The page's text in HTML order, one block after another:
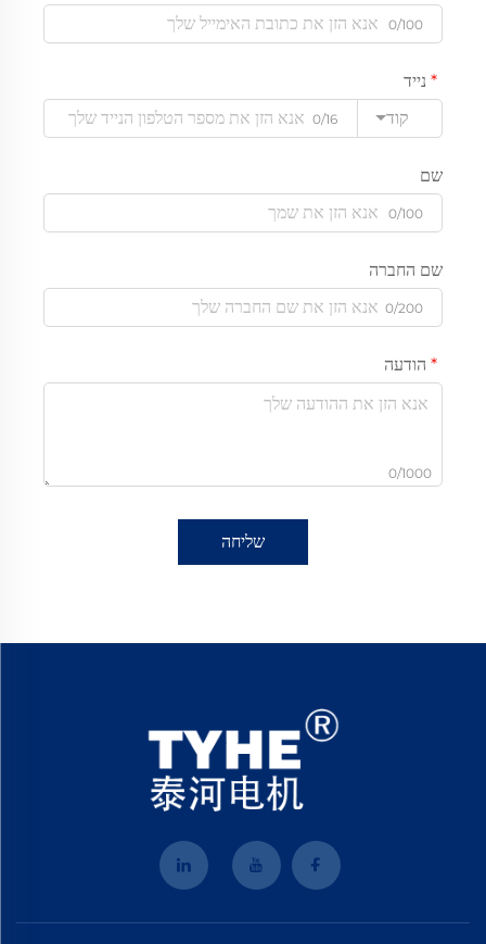
0/100
נייד
קוד
0/16
שם
0/100
שם החברה
0/200
הודעה
0/1000
שליחה